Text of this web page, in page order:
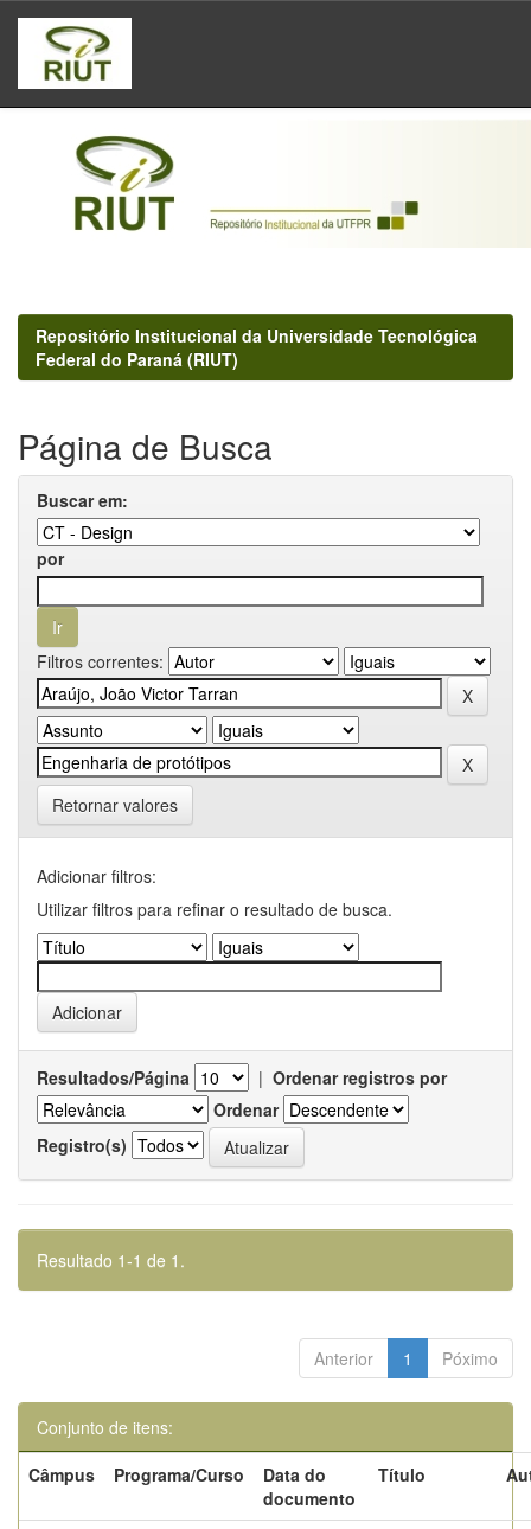
Skip
navigation
Repositório Institucional da Universidade Tecnológica
Federal do Paraná (RIUT)
Página de Busca
Buscar em:
por
Filtros correntes:
Retornar valores
Adicionar filtros:
Utilizar filtros para refinar o resultado de busca.
Resultados/Página | Ordenar registros por
Ordenar
Registro(s)
Resultado 1-1 de 1.
Anterior 1 Póximo
Conjunto de itens:
Câmpus
Programa/Curso
Data do
documento
Título